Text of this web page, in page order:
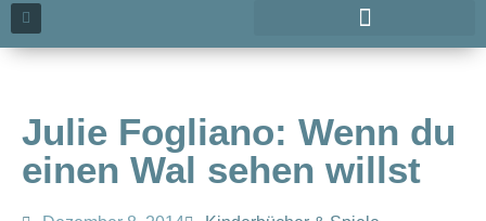
Julie Fogliano: Wenn du
einen Wal sehen willst